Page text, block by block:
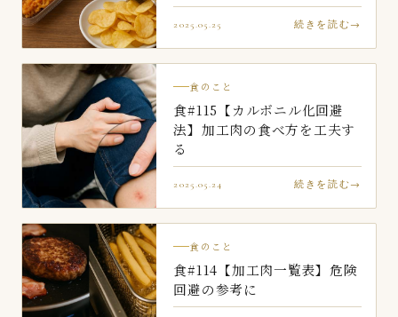
2025.05.25 続きを読む
食のこと
食#115【カルボニル化回避
法】加工肉の食べ方を工夫す
る
2025.05.24 続きを読む
食のこと
食#114【加工肉一覧表】危険
回避の参考に